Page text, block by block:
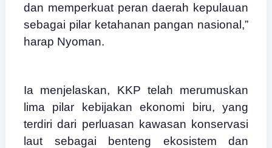
dan memperkuat peran daerah kepulauan
sebagai pilar ketahanan pangan nasional,”
harap Nyoman.
Ia menjelaskan, KKP telah merumuskan
lima pilar kebijakan ekonomi biru, yang
terdiri dari perluasan kawasan konservasi
laut sebagai benteng ekosistem dan